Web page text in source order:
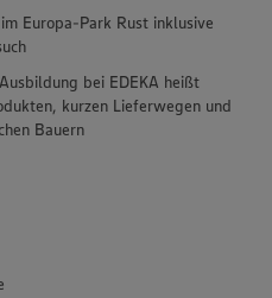
Europa-Park Rust inklusive
bei EDEKA heißt
kurzen Lieferwegen und
Bauern